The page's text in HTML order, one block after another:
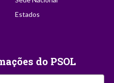
Estados
do PSOL